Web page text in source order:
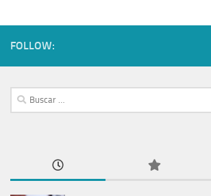
FOLLOW:
Buscar: